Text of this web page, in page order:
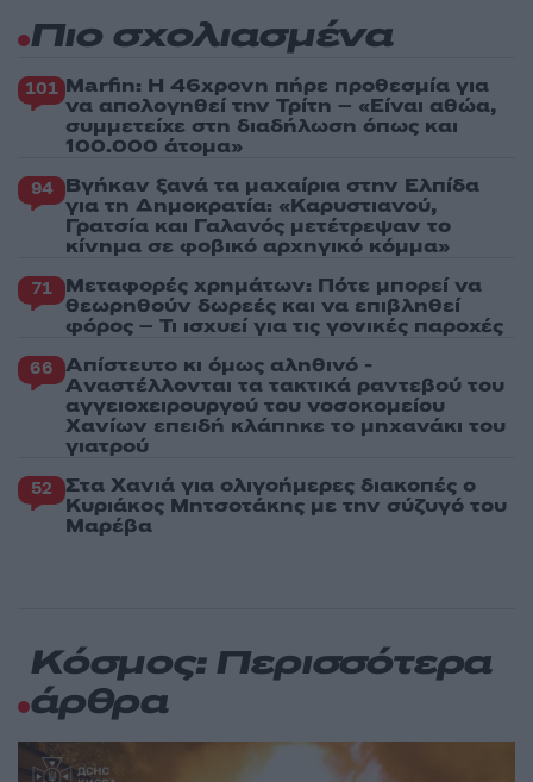
Πιο σχολιασμένα
101 Marfin: Η 46χρονη πήρε προθεσμία για
να απολογηθεί την Τρίτη – «Είναι αθώα,
συμμετείχε στη διαδήλωση όπως και
100.000 άτομα»
94 Βγήκαν ξανά τα μαχαίρια στην Ελπίδα
για τη Δημοκρατία: «Καρυστιανού,
Γρατσία και Γαλανός μετέτρεψαν το
κίνημα σε φοβικό αρχηγικό κόμμα»
71 Μεταφορές χρημάτων: Πότε μπορεί να
θεωρηθούν δωρεές και να επιβληθεί
φόρος – Τι ισχυεί για τις γονικές παροχές
66 Απίστευτο κι όμως αληθινό -
Aναστέλλονται τα τακτικά ραντεβού του
αγγειοχειρουργού του νοσοκομείου
Χανίων επειδή κλάπηκε το μηχανάκι του
γιατρού
52 Στα Χανιά για ολιγοήμερες διακοπές ο
Κυριάκος Μητσοτάκης με την σύζυγό του
Μαρέβα
Κόσμος: Περισσότερα
άρθρα